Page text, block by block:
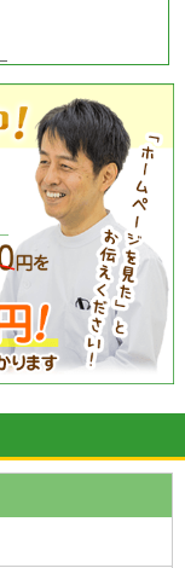
」門真市 M.T
が楽になりまし
療でも結果が出ま
かった足腰の痛み